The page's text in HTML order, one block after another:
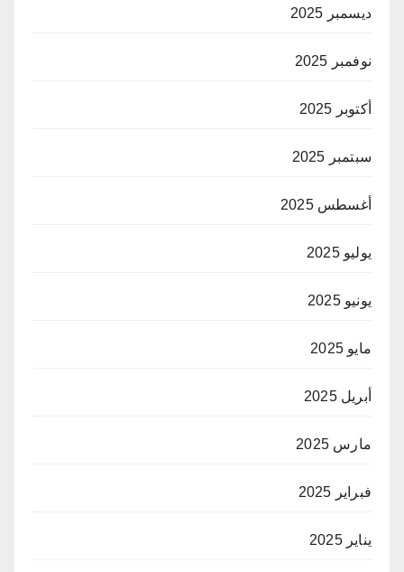
ديسمبر 2025
نوفمبر 2025
أكتوبر 2025
سبتمبر 2025
أغسطس 2025
يوليو 2025
يونيو 2025
مايو 2025
أبريل 2025
مارس 2025
فبراير 2025
يناير 2025